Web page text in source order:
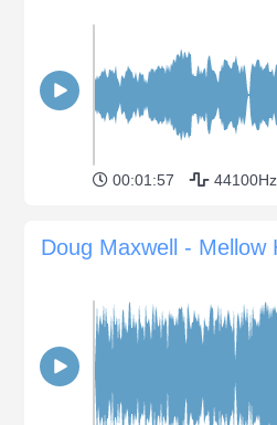
00:01:57 44100Hz
Doug Maxwell - Mellow